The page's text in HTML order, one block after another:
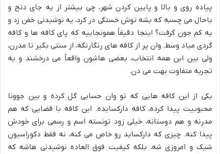
پیاده روی و بالا و پایین کردن شهر، چی بیشتر از یه جای دنج و
باحال می چسبه که بشه توش خستگی در کرد، یه نوشیدنی خفن زد و
یه کم جون گرفت؟ اینجا دقیقاً همونجاییه که پای کافه ها و کافه
گردی میاد وسط. وان پر از کافه های رنگارنگه، از سنتی بگیر تا مدرن،
ولی بین این همه انتخاب، بعضی هاشون واقعاً می درخشند و یه
تجربه متفاوت بهت می دن.
یکی از این کافه هایی که تو وان حسابی گل کرده و بین جوونا
محبوبیت پیدا کرده، کافه دارکسایده. این کافه با فضایی که هم
مدرنه و هم دوستانه، خیلی زود تونسته اسم و رسمی برای خودش
پیدا کنه. چیزی که دارکساید رو خاص می کنه، نه فقط دکوراسیون
شیک و امروزی شه، بلکه کیفیت فوق العاده نوشیدنی هاشه که